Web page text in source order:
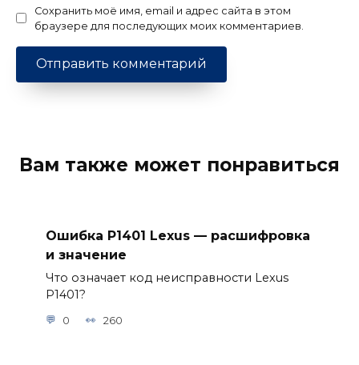
Сохранить моё имя, email и адрес сайта в этом
браузере для последующих моих комментариев.
Вам также может понравиться
Ошибка P1401 Lexus — расшифровка
и значение
Что означает код неисправности Lexus
P1401?
0 260